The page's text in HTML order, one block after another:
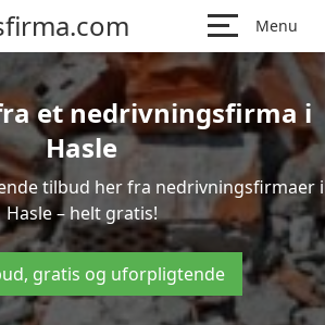
Menu
et nedrivningsfirma i
Hasle
tilbud her fra nedrivningsfirmaer i
Hasle – helt gratis!
gratis og uforpligtende